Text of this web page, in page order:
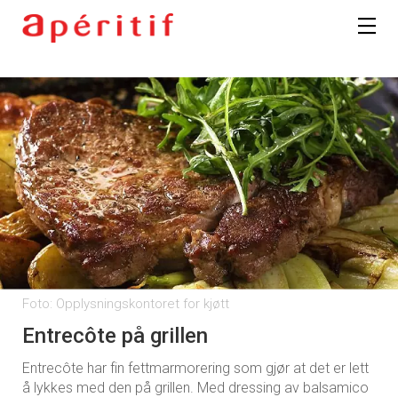
Foto: Opplysningskontoret for kjøtt
Entrecôte på grillen
Entrecôte har fin fettmarmorering som gjør at det er lett
å lykkes med den på grillen. Med dressing av balsamico